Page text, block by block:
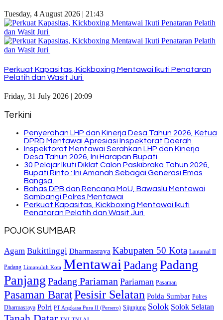
Tuesday, 4 August 2026 | 21:43
Perkuat Kapasitas, Kickboxing Mentawai Ikuti Penataran
Pelatih dan Wasit Juri
Friday, 31 July 2026 | 20:09
Terkini
Penyerahan LHP dan Kinerja Desa Tahun 2026, Ketua
DPRD Mentawai Apresiasi Inspektorat Daerah
Inspektorat Mentawai Serahkan LHP dan Kinerja
Desa Tahun 2026, Ini Harapan Bupati
30 Pelajar Ikuti Diklat Calon Paskibraka Tahun 2026,
Bupati Rinto : Ini Amanah Sebagai Generasi Emas
Bangsa
Bahas DPB dan Rencana MoU, Bawaslu Mentawai
Sambangi Polres Mentawai
Perkuat Kapasitas, Kickboxing Mentawai Ikuti
Penataran Pelatih dan Wasit Juri
POJOK SUMBAR
Agam Bukittinggi Dharmasraya Kabupaten 50 Kota Lantamal II
Padang Limapuluh Kota Mentawai PadangPadang
Panjang Padang Pariaman Pariaman Pasaman
Pasaman BaratPesisir Selatan Polda Sumbar Polres
Dharmasraya Polri PT Angkasa Pura II (Persero) Sijunjung Solok Solok Selatan